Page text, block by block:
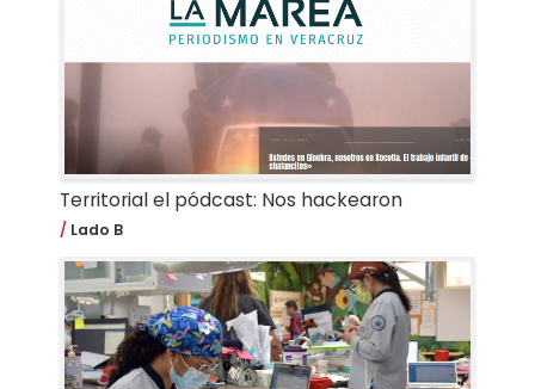
Territorial el pódcast: Nos hackearon
Lado B